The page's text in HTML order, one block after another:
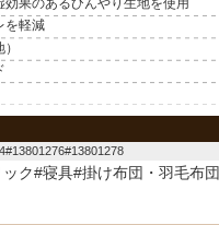
果のあるひんやり生地を使用
を軽減
ク#寝具#掛け布団・羽毛布団